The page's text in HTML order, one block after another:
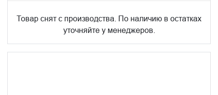
Товар снят с производства. По наличию в остатках
уточняйте у менеджеров.